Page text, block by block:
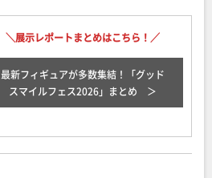
＼展示レポートまとめはこちら！／
最新フィギュアが多数集結！「グッド
スマイルフェス2026」まとめ